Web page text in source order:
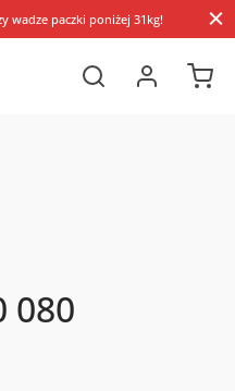
wadze paczki poniżej 31kg!
080